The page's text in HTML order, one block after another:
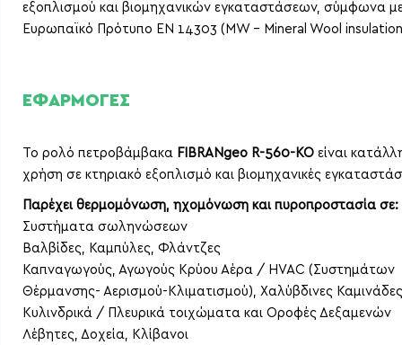
εξοπλισμού και βιομηχανικών εγκαταστάσεων, σύμφωνα
Ευρωπαϊκό Πρότυπο EN 14303 (MW – Mineral Wool
ΕΦΑΡΜΟΓΕΣ
Το ρολό πετροβάμβακα FIBRANgeo R-560-KO είναι
χρήση σε κτηριακό εξοπλισμό και βιομηχανικές
Παρέχει θερμομόνωση, ηχομόνωση και πυροπροστασία σε:
Συστήματα σωληνώσεων
Βαλβίδες, Καμπύλες, Φλάντζες
Καπναγωγούς, Αγωγούς Κρύου Αέρα / HVAC (Συστημάτων
Θέρμανσης- Αερισμού-Κλιματισμού), Χαλύβδινες Καμινάδες
Κυλινδρικά / Πλευρικά τοιχώματα και Οροφές Δεξαμενών
Λέβητες, Δοχεία, Κλίβανοι